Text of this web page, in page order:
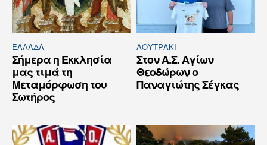
ΕΛΛΆΔΑ
Σήμερα η Εκκλησία
μας τιμά τη
Μεταμόρφωση του
Σωτήρος
ΛΟΥΤΡΆΚΙ
Στον Α.Σ. Αγίων
Θεοδώρων ο
Παναγιώτης Σέγκας